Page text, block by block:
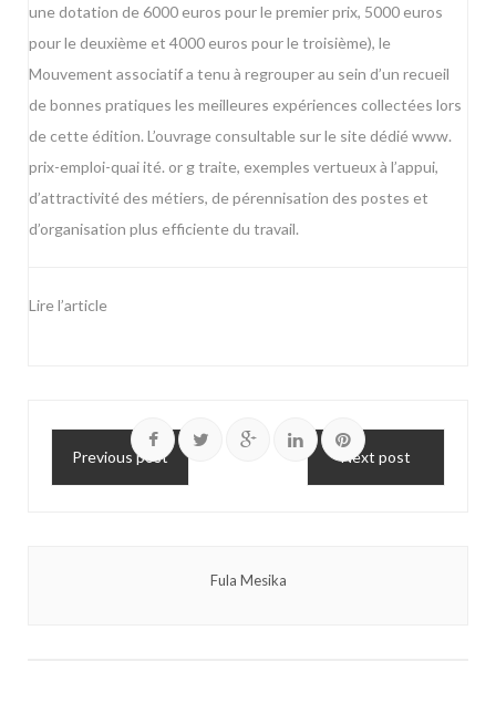
une dotation de 6000 euros pour le premier prix, 5000 euros
pour le deuxième et 4000 euros pour le troisième), le
Mouvement associatif a tenu à regrouper au sein d’un recueil
de bonnes pratiques les meilleures expériences collectées lors
de cette édition. L’ouvrage consultable sur le site dédié www.
prix-emploi-quai ité. or g traite, exemples vertueux à l’appui,
d’attractivité des métiers, de pérennisation des postes et
d’organisation plus efficiente du travail.
Lire l’article
Previous post Next post
Fula Mesika